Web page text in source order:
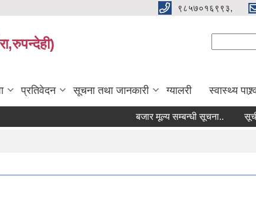
९८५७०१६९९३,
प्रतिवेदन सूचना तथा जानकारी ग्यालरी स्वास्थ्य
बजार मूल्य सम्बन्धी सूचना.. सूची